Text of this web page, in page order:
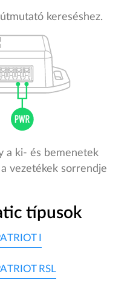
kereséshez.
a ki- és bemenetek
vezetékek sorrendje
típusok
I
RSL